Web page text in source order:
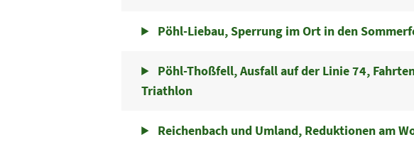
Pöhl-Liebau, Sperrung im Ort in den
Pöhl-Thoßfell, Ausfall auf der Linie 74,
Triathlon
Reichenbach und Umland, Reduktionen am